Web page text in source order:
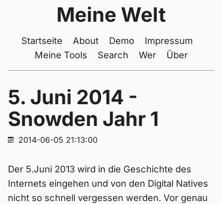
Meine Welt
Startseite About Demo
Impressum
Meine Tools
Search Wer Über
5. Juni 2014 -
Snowden Jahr 1
2014-06-05 21:13:00
Der 5.Juni 2013 wird in die Geschichte des
Internets eingehen und von den Digital Natives
nicht so schnell vergessen werden. Vor genau